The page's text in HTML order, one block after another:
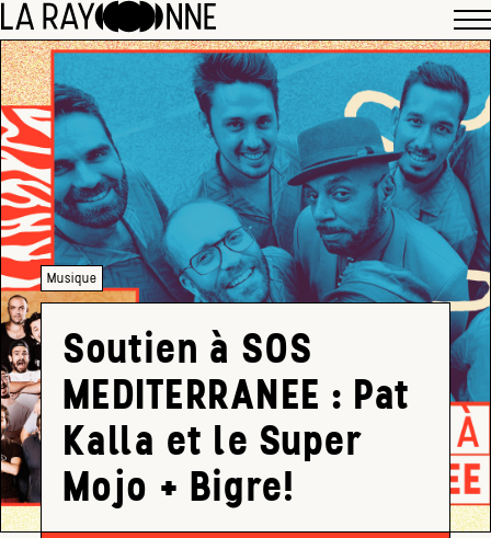
Musique
Soutien à SOS
MEDITERRANEE : Pat
Kalla et le Super
Mojo + Bigre!